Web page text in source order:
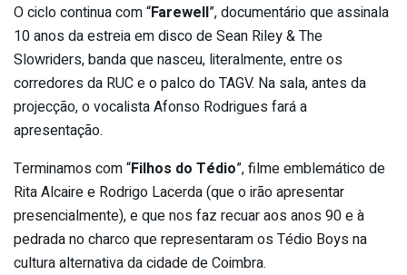
O ciclo continua com “Farewell”, documentário que assinala
10 anos da estreia em disco de Sean Riley & The
Slowriders, banda que nasceu, literalmente, entre os
corredores da RUC e o palco do TAGV. Na sala, antes da
projecção, o vocalista Afonso Rodrigues fará a
apresentação.
Terminamos com “Filhos do Tédio”, filme emblemático de
Rita Alcaire e Rodrigo Lacerda (que o irão apresentar
presencialmente), e que nos faz recuar aos anos 90 e à
pedrada no charco que representaram os Tédio Boys na
cultura alternativa da cidade de Coimbra.